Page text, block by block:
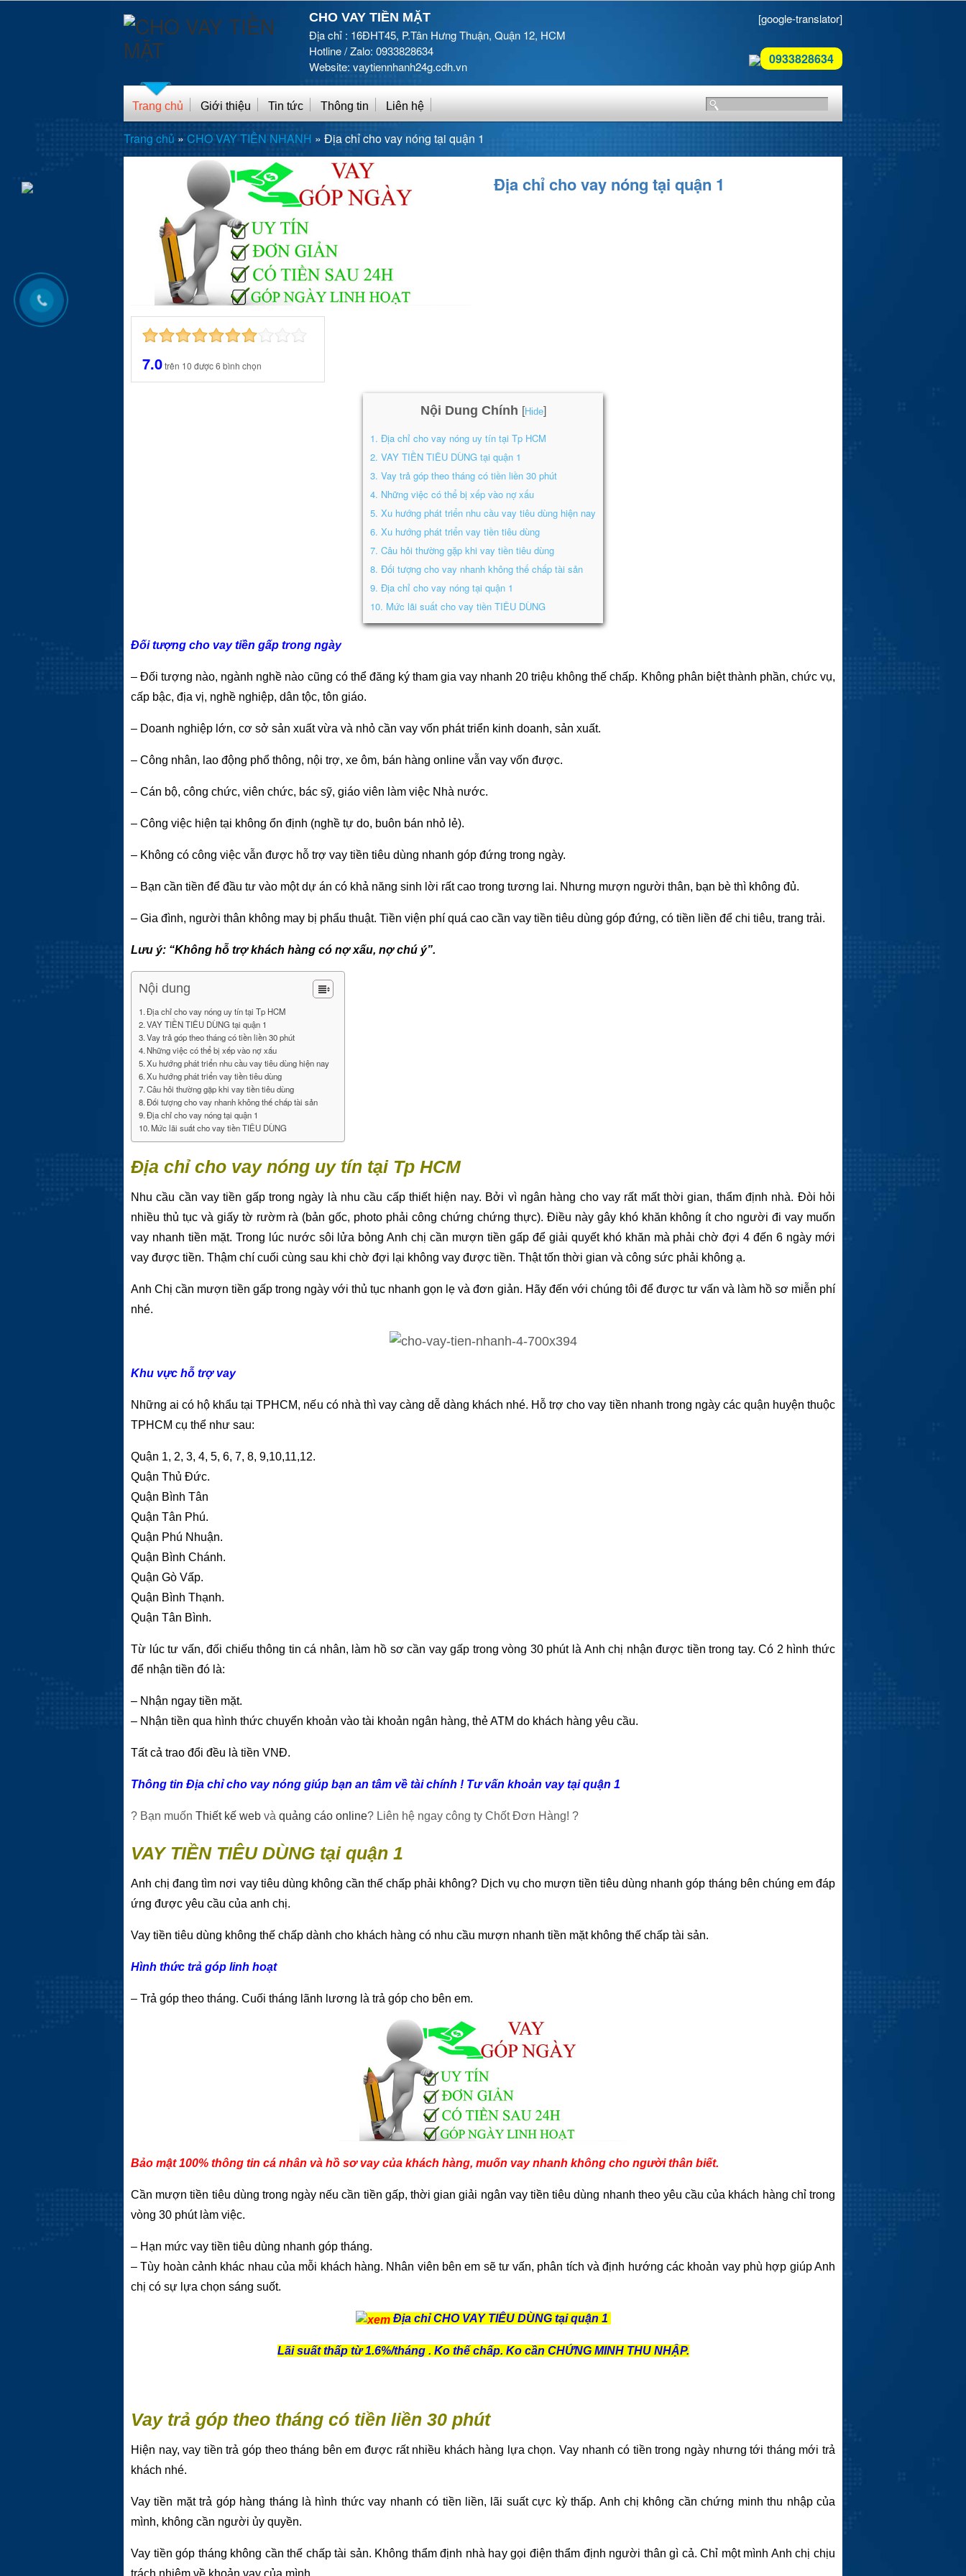
CHO VAY TIỀN MẶT
Địa chỉ : 16ĐHT45, P.Tân Hưng Thuận, Quận 12, HCM
Hotline / Zalo: 0933828634
Website: vaytiennhanh24g.cdh.vn
0933828634
[google-translator]
Trang chủ Giới thiệu Tin tức Thông tin Liên hệ
Trang chủ » CHO VAY TIỀN NHANH » Địa chỉ cho vay nóng tại quận 1
Địa chỉ cho vay nóng tại quận 1
7.0trên 10 được6 bình chọn
Nội Dung Chính [Hide]
1. Địa chỉ cho vay nóng uy tín tại Tp HCM
2. VAY TIỀN TIÊU DÙNG tại quận 1
3. Vay trả góp theo tháng có tiền liền 30 phút
4. Những việc có thể bị xếp vào nợ xấu
5. Xu hướng phát triển nhu cầu vay tiêu dùng hiện nay
6. Xu hướng phát triển vay tiền tiêu dùng
7. Câu hỏi thường gặp khi vay tiền tiêu dùng
8. Đối tượng cho vay nhanh không thế chấp tài sản
9. Địa chỉ cho vay nóng tại quận 1
10. Mức lãi suất cho vay tiền TIÊU DÙNG
Đối tượng cho vay tiền gấp trong ngày
– Đối tượng nào, ngành nghề nào cũng có thể đăng ký tham gia vay nhanh 20 triệu không thế chấp. Không phân biệt thành phần, chức vụ,
cấp bậc, địa vị, nghề nghiệp, dân tộc, tôn giáo.
– Doanh nghiệp lớn, cơ sở sản xuất vừa và nhỏ cần vay vốn phát triển kinh doanh, sản xuất.
– Công nhân, lao động phổ thông, nội trợ, xe ôm, bán hàng online vẫn vay vốn được.
– Cán bộ, công chức, viên chức, bác sỹ, giáo viên làm việc Nhà nước.
– Công việc hiện tại không ổn định (nghề tự do, buôn bán nhỏ lẻ).
– Không có công việc vẫn được hỗ trợ vay tiền tiêu dùng nhanh góp đứng trong ngày.
– Bạn cần tiền để đầu tư vào một dự án có khả năng sinh lời rất cao trong tương lai. Nhưng mượn người thân, bạn bè thì không đủ.
– Gia đình, người thân không may bị phẩu thuật. Tiền viện phí quá cao cần vay tiền tiêu dùng góp đứng, có tiền liền để chi tiêu, trang trải.
Lưu ý: “Không hỗ trợ khách hàng có nợ xấu, nợ chú ý”.
Nội dung
Địa chỉ cho vay nóng uy tín tại Tp HCM
VAY TIỀN TIÊU DÙNG tại quận 1
Vay trả góp theo tháng có tiền liền 30 phút
Những việc có thể bị xếp vào nợ xấu
Xu hướng phát triển nhu cầu vay tiêu dùng hiện nay
Xu hướng phát triển vay tiền tiêu dùng
Câu hỏi thường gặp khi vay tiền tiêu dùng
Đối tượng cho vay nhanh không thế chấp tài sản
Địa chỉ cho vay nóng tại quận 1
Mức lãi suất cho vay tiền TIÊU DÙNG
Địa chỉ cho vay nóng uy tín tại Tp HCM
Nhu cầu cần vay tiền gấp trong ngày là nhu cầu cấp thiết hiện nay. Bởi vì ngân hàng cho vay rất mất thời gian, thẩm định nhà. Đòi hỏi
nhiều thủ tục và giấy tờ rườm rà (bản gốc, photo phải công chứng chứng thực). Điều này gây khó khăn không ít cho người đi vay muốn
vay nhanh tiền mặt. Trong lúc nước sôi lửa bỏng Anh chị cần mượn tiền gấp để giải quyết khó khăn mà phải chờ đợi 4 đến 6 ngày mới
vay được tiền. Thậm chí cuối cùng sau khi chờ đợi lại không vay được tiền. Thật tốn thời gian và công sức phải không ạ.
Anh Chị cần mượn tiền gấp trong ngày với thủ tục nhanh gọn lẹ và đơn giản. Hãy đến với chúng tôi để được tư vấn và làm hồ sơ miễn phí
nhé.
Khu vực hỗ trợ vay
Những ai có hộ khẩu tại TPHCM, nếu có nhà thì vay càng dễ dàng khách nhé. Hỗ trợ cho vay tiền nhanh trong ngày các quận huyện thuộc
TPHCM cụ thể như sau:
Quận 1, 2, 3, 4, 5, 6, 7, 8, 9,10,11,12.
Quận Thủ Đức.
Quận Bình Tân
Quận Tân Phú.
Quận Phú Nhuận.
Quận Bình Chánh.
Quận Gò Vấp.
Quận Bình Thạnh.
Quận Tân Bình.
Từ lúc tư vấn, đối chiếu thông tin cá nhân, làm hồ sơ cần vay gấp trong vòng 30 phút là Anh chị nhận được tiền trong tay. Có 2 hình thức
để nhận tiền đó là:
– Nhận ngay tiền mặt.
– Nhận tiền qua hình thức chuyển khoản vào tài khoản ngân hàng, thẻ ATM do khách hàng yêu cầu.
Tất cả trao đổi đều là tiền VNĐ.
Thông tin Địa chỉ cho vay nóng giúp bạn an tâm về tài chính ! Tư vấn khoản vay tại quận 1
? Bạn muốn Thiết kế web và quảng cáo online? Liên hệ ngay công ty Chốt Đơn Hàng! ?
VAY TIỀN TIÊU DÙNG tại quận 1
Anh chị đang tìm nơi vay tiêu dùng không cần thế chấp phải không? Dịch vụ cho mượn tiền tiêu dùng nhanh góp tháng bên chúng em đáp
ứng được yêu cầu của anh chị.
Vay tiền tiêu dùng không thế chấp dành cho khách hàng có nhu cầu mượn nhanh tiền mặt không thế chấp tài sản.
Hình thức trả góp linh hoạt
– Trả góp theo tháng. Cuối tháng lãnh lương là trả góp cho bên em.
Bảo mật 100% thông tin cá nhân và hồ sơ vay của khách hàng, muốn vay nhanh không cho người thân biết.
Cần mượn tiền tiêu dùng trong ngày nếu cần tiền gấp, thời gian giải ngân vay tiền tiêu dùng nhanh theo yêu cầu của khách hàng chỉ trong
vòng 30 phút làm việc.
– Hạn mức vay tiền tiêu dùng nhanh góp tháng.
– Tùy hoàn cảnh khác nhau của mỗi khách hàng. Nhân viên bên em sẽ tư vấn, phân tích và định hướng các khoản vay phù hợp giúp Anh
chị có sự lựa chọn sáng suốt.
Địa chỉ CHO VAY TIÊU DÙNG tại quận 1
Lãi suất thấp từ 1.6%/tháng . Ko thế chấp. Ko cần CHỨNG MINH THU NHẬP.
Vay trả góp theo tháng có tiền liền 30 phút
Hiện nay, vay tiền trả góp theo tháng bên em được rất nhiều khách hàng lựa chọn. Vay nhanh có tiền trong ngày nhưng tới tháng mới trả
khách nhé.
Vay tiền mặt trả góp hàng tháng là hình thức vay nhanh có tiền liền, lãi suất cực kỳ thấp. Anh chị không cần chứng minh thu nhập của
mình, không cần người ủy quyền.
Vay tiền góp tháng không cần thế chấp tài sản. Không thẩm định nhà hay gọi điện thẩm định người thân gì cả. Chỉ một mình Anh chị chịu
trách nhiệm về khoản vay của mình.